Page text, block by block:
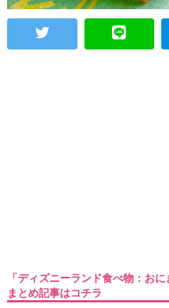
「ディズニーランド食べ物：お
まとめ記事はコチラ